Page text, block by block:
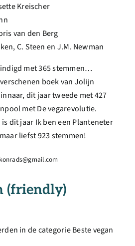
Kreischer
van den Berg
C. Steen en J.M. Newman
met 365 stemmen…
boek van Jolijn
dit jaar tweede met 427
met De vegarevolutie.
dit jaar Ik ben een Planteneter
liefst 923 stemmen!
(friendly)
in de categorie Beste vegan